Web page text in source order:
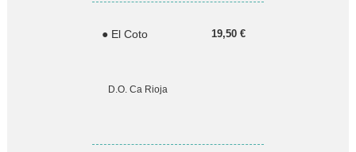
● El Coto
D.O. Ca Rioja
19,50 €